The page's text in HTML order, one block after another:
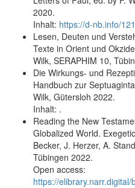
2020.
Inhalt: https://d-nb.info/
Lesen, Deuten und
Texte in Orient und
Wilk, SERAPHIM 10,
Die Wirkungs- und
Handbuch zur
Wilk, Gütersloh 2022.
Inhalt: .
Reading the New
Globalized World.
Becker, J. Herzer, A.
Tübingen 2022.
Open access:
https://